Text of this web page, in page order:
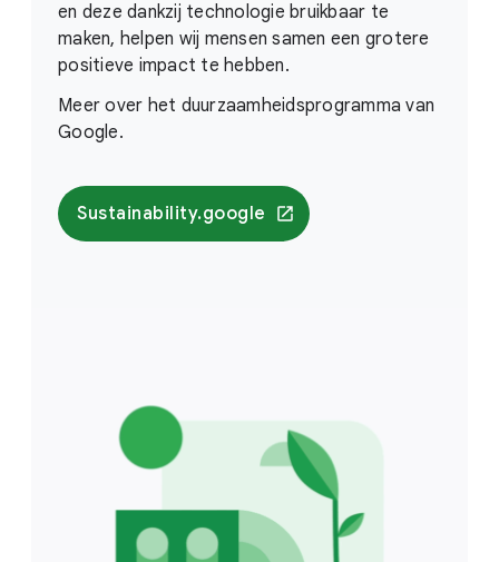
en deze dankzij technologie bruikbaar te
maken, helpen wij mensen samen een grotere
positieve impact te hebben.
Meer over het duurzaamheidsprogramma van
Google.
Sustainability.google